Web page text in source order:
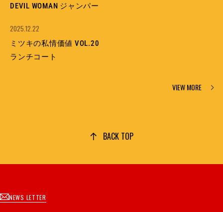
DEVIL WOMAN ジャンパー
2025.12.22
ミツキの私情価値 VOL.20
ランチコート
VIEW MORE
BACK TOP
NEWS LETTER